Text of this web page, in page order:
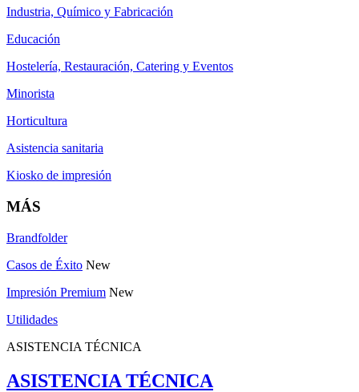
Industria, Químico y Fabricación
Educación
Hostelería, Restauración, Catering y Eventos
Minorista
Horticultura
Asistencia sanitaria
Kiosko de impresión
MÁS
Brandfolder
Casos de Éxito New
Impresión Premium New
Utilidades
ASISTENCIA TÉCNICA
ASISTENCIA TÉCNICA